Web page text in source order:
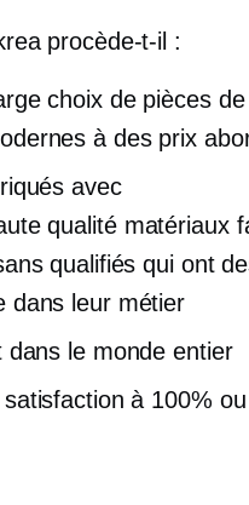
procède-t-il :
choix de pièces de
à des prix
avec
qualitématériaux
qualifiés qui ont
dans leur métier
dans le monde entier
à 100%